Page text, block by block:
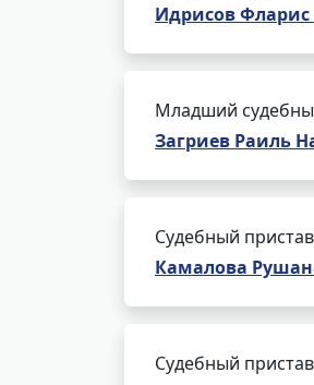
Идрисов
Младший
Загриев Раиль
Судебный
Камалова
Судебный